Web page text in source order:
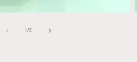
1/van
2